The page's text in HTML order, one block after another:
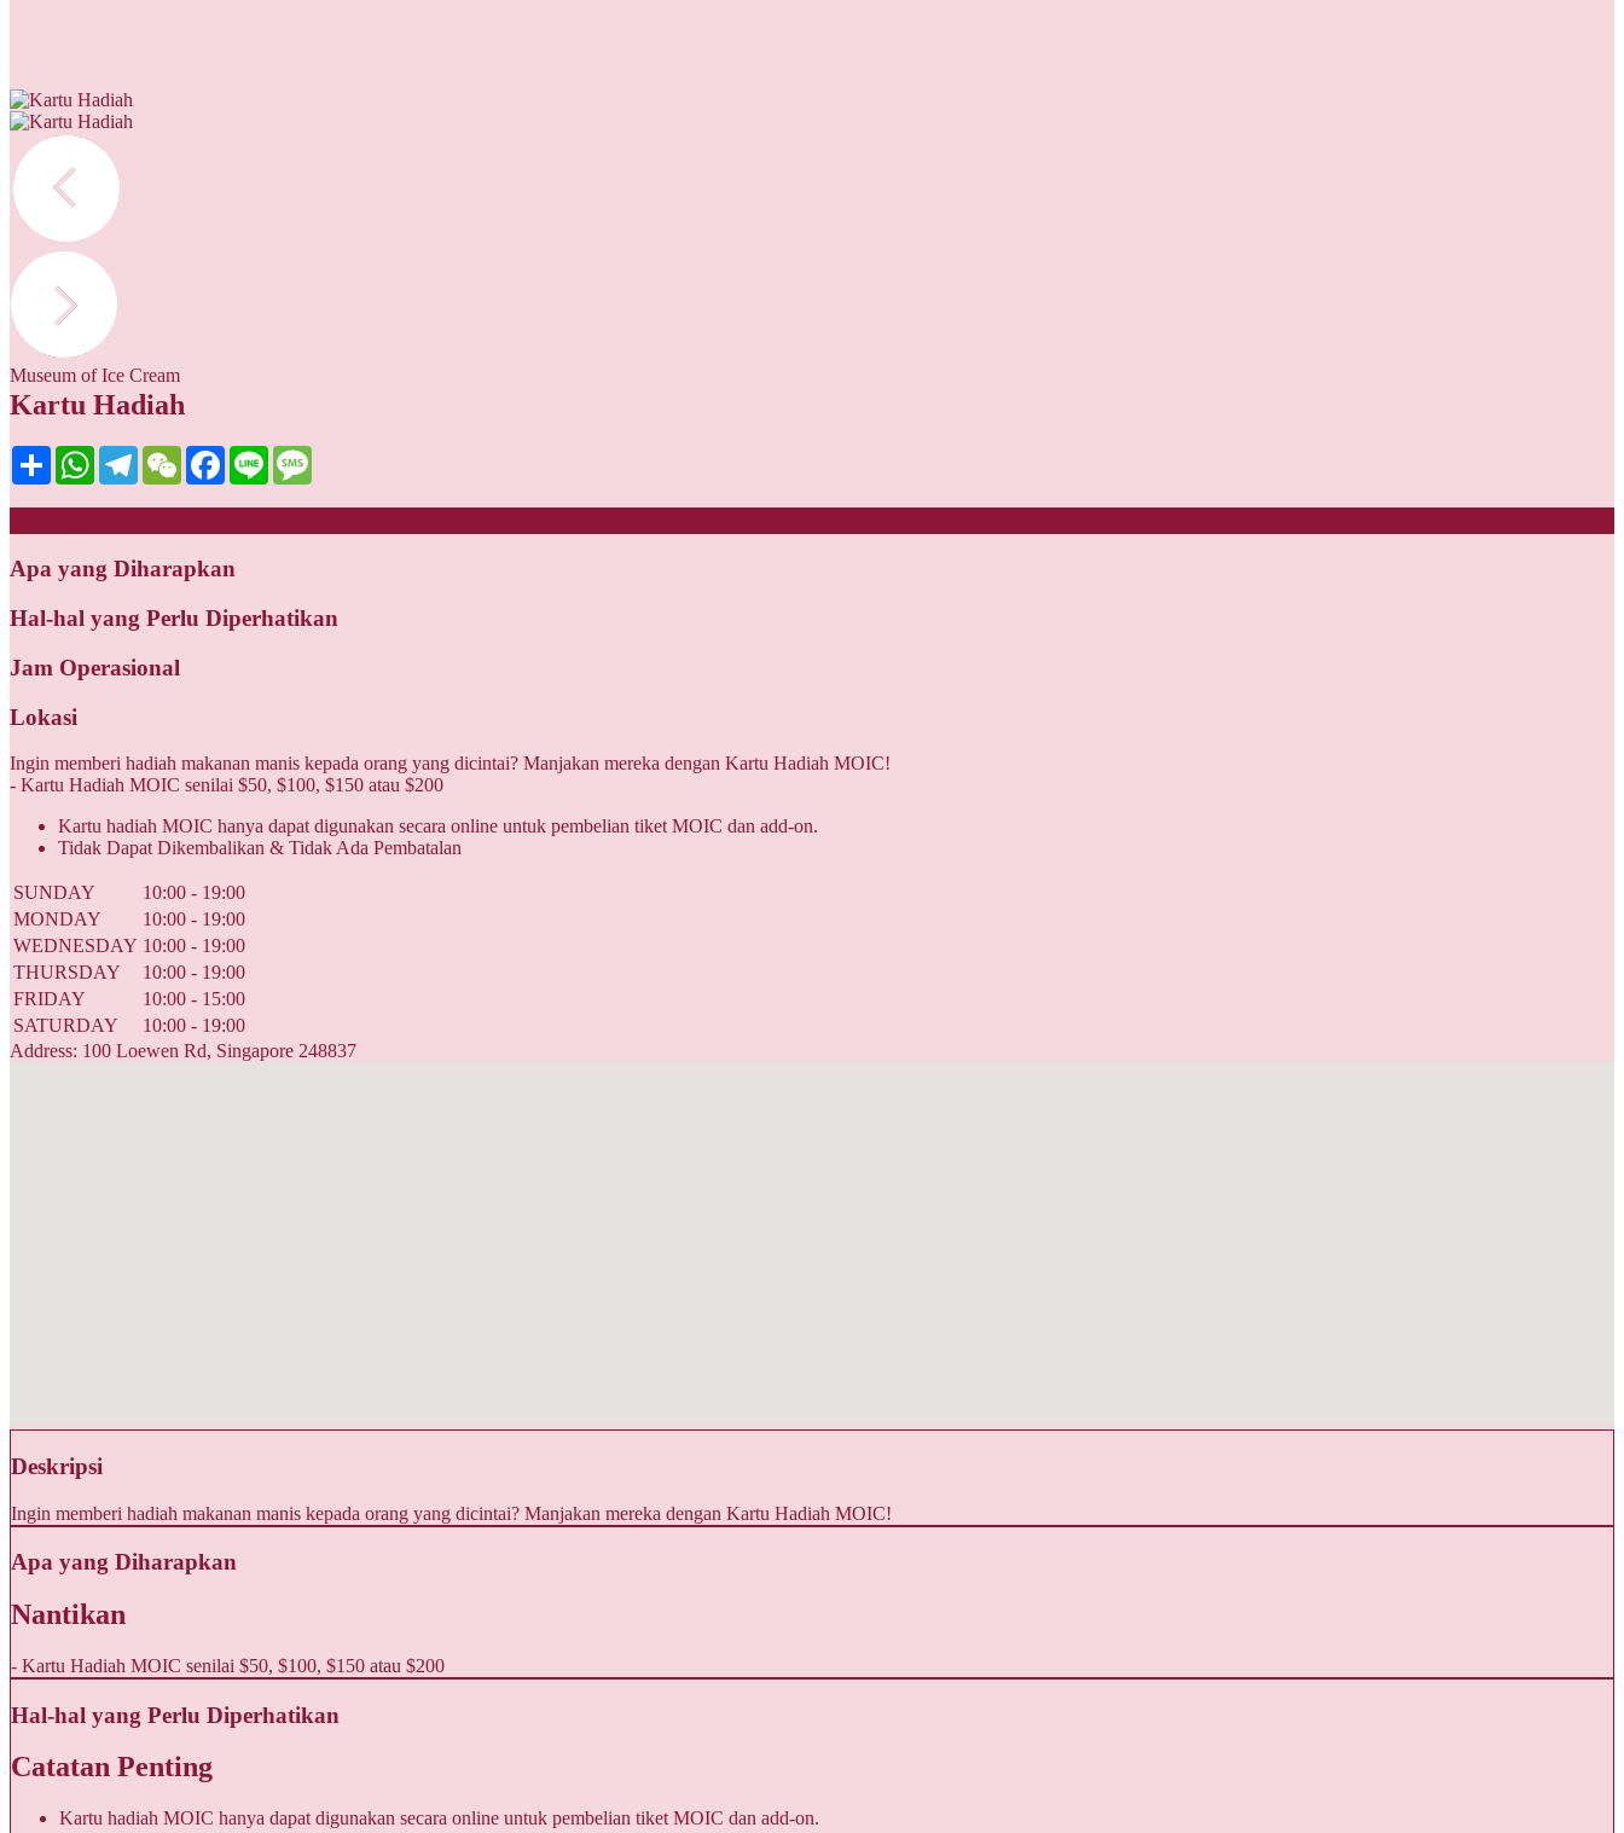
Museum of Ice Cream
Kartu Hadiah
Share WhatsAppTelegramWeChatFacebook
Line
Apa yang Diharapkan
Hal-hal yang Perlu Diperhatikan
Jam Operasional
Lokasi
Ingin memberi hadiah makanan manis kepada orang yang dicintai? Manjakan mereka dengan Kartu Hadiah MOIC!
- Kartu Hadiah MOIC senilai $50, $100, $150 atau $200
Kartu hadiah MOIC hanya dapat digunakan secara online untuk pembelian tiket MOIC dan add-on.
Tidak Dapat Dikembalikan & Tidak Ada Pembatalan
SUNDAY
10:00 - 19:00
MONDAY
10:00 - 19:00
WEDNESDAY 10:00 - 19:00
THURSDAY
10:00 - 19:00
FRIDAY
10:00 - 15:00
SATURDAY
10:00 - 19:00
Address: 100 Loewen Rd, Singapore 248837
Deskripsi
Ingin memberi hadiah makanan manis kepada orang yang dicintai? Manjakan mereka dengan Kartu Hadiah MOIC!
Apa yang Diharapkan
Nantikan
- Kartu Hadiah MOIC senilai $50, $100, $150 atau $200
Hal-hal yang Perlu Diperhatikan
Catatan Penting
Kartu hadiah MOIC hanya dapat digunakan secara online untuk pembelian tiket MOIC dan add-on.